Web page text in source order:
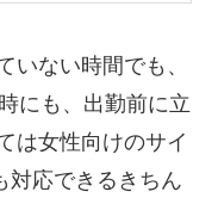
ない時間でも、
にも、出勤前に立
は女性向けのサイ
対応できるきちん